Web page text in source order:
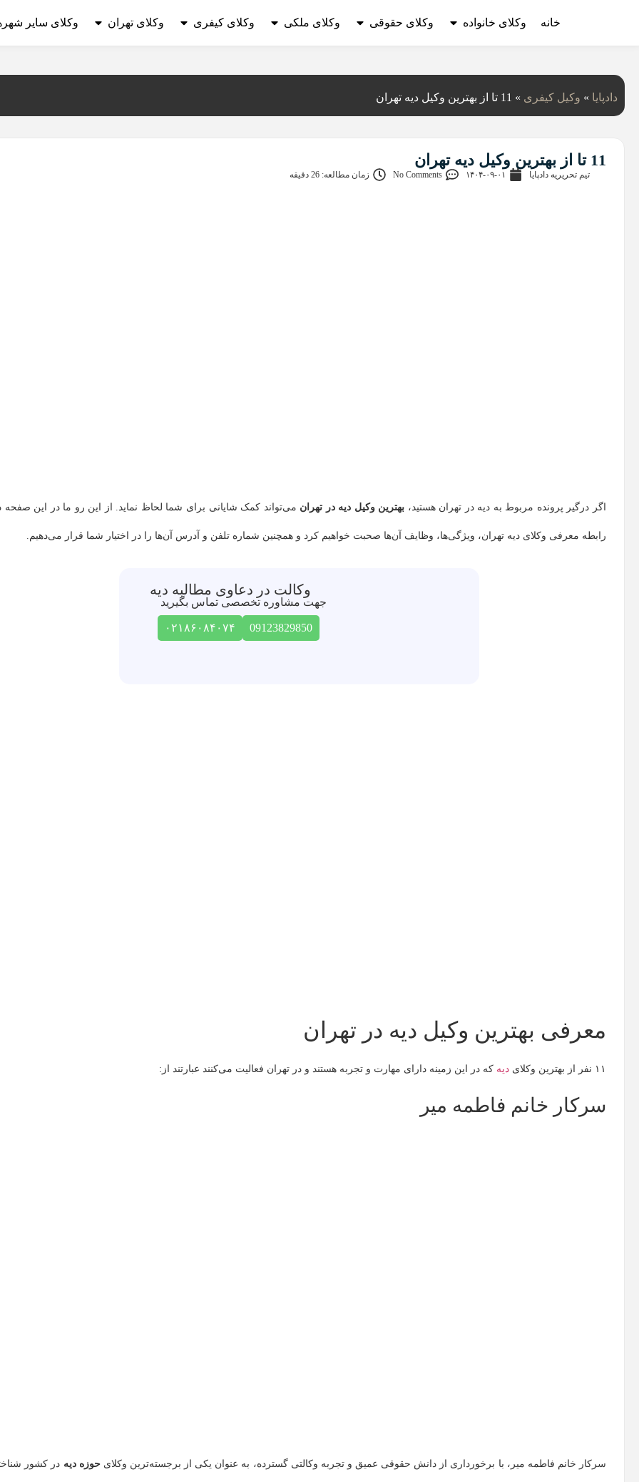
خانه وکلای خانواده وکلای حقوقی وکلای ملکی وکلای کیفری وکلای تهران وکلای سایر
دادپایا » وکیل کیفری » 11 تا از بهترین وکیل دیه تهران
11 تا از بهترین وکیل دیه تهران
تیم تحریریه دادپایا ۱۴۰۴-۰۹-۰۱ No Comments زمان مطالعه: 26 دقیقه
اگر درگیر پرونده مربوط به دیه در تهران هستید، بهترین وکیل دیه در تهران می‌تواند کمک شایانی برای شما لحاظ نماید. از این رو ما در این صفحه
رابطه معرفی وکلای دیه تهران، ویژگی‌ها، وظایف آن‌ها صحبت خواهیم کرد و همچنین شماره تلفن و آدرس آن‌ها را در اختیار شما قرار می‌دهیم.
وکالت در دعاوی مطالبه دیه
جهت مشاوره تخصصی تماس بگیرید
09123829850 ۰۲۱۸۶۰۸۴۰۷۴
معرفی بهترین وکیل دیه در تهران
۱۱ نفر از بهترین وکلای دیه که در این زمینه دارای مهارت و تجربه هستند و در تهران فعالیت می‌کنند عبارتند از:
سرکار خانم فاطمه میر
سرکار خانم فاطمه میر، با برخورداری از دانش حقوقی عمیق و تجربه وکالتی گسترده، به عنوان یکی از برجسته‌ترین وکلایحوزه دیه در کشور